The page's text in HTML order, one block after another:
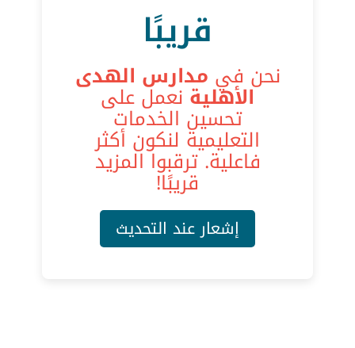
قريبًا
نحن في مدارس الهدى
الأهلية نعمل على
تحسين الخدمات
التعليمية لنكون أكثر
فاعلية. ترقبوا المزيد
قريبًا!
إشعار عند التحديث